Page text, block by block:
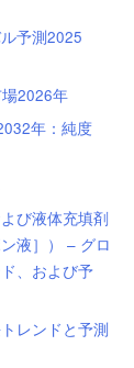
予測2025
2026年
年：純度
び液体充填剤
液］） – グロ
、および予
レンドと予測